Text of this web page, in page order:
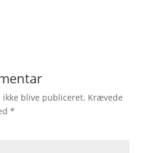
blive publiceret. Krævede
*